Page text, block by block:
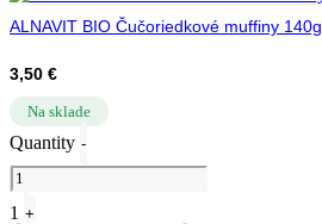
ALNAVIT BIO Čučoriedkové muffiny 140g
3,50 €
Na sklade
Quantity -
1 +